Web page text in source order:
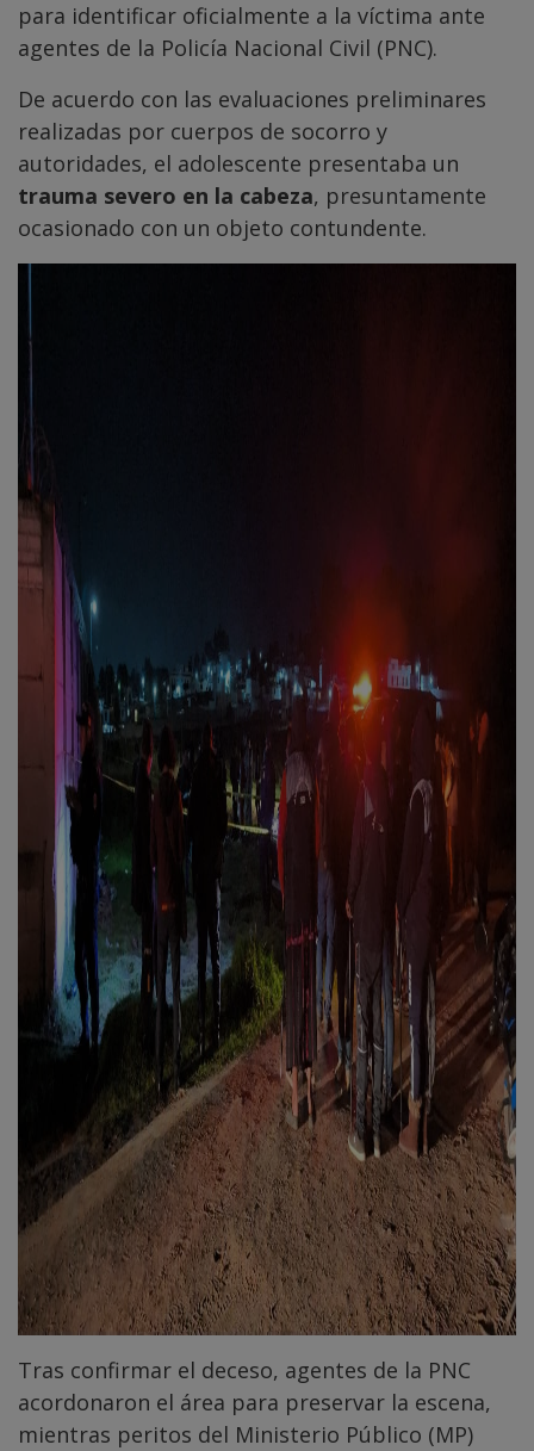
para identificar oficialmente a la víctima ante
agentes de la Policía Nacional Civil (PNC).
De acuerdo con las evaluaciones preliminares
realizadas por cuerpos de socorro y
autoridades, el adolescente presentaba un
trauma severo en la cabeza, presuntamente
ocasionado con un objeto contundente.
Tras confirmar el deceso, agentes de la PNC
acordonaron el área para preservar la escena,
mientras peritos del Ministerio Público (MP)